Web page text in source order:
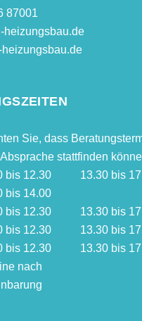
87001
heizungsbau.de
Sie, dass
stattfinden
bis 12.30
13.30 bis
bis 14.00
bis 12.30
13.30 bis
bis 12.30
13.30 bis
bis 12.30 13.30 bis
nach